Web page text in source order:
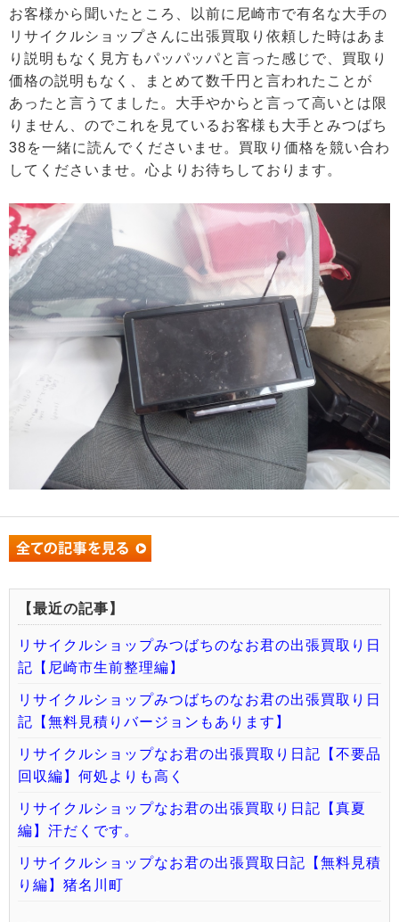
お客様から聞いたところ、以前に尼崎市で有名な大手の
リサイクルショップさんに出張買取り依頼した時はあま
り説明もなく見方もパッパッパと言った感じで、買取り
価格の説明もなく、まとめて数千円と言われたことが
あったと言うてました。大手やからと言って高いとは限
りません、のでこれを見ているお客様も大手とみつばち
38を一緒に読んでくださいませ。買取り価格を競い合わ
してくださいませ。心よりお待ちしております。
【最近の記事】
リサイクルショップみつばちのなお君の出張買取り日
記【尼崎市生前整理編】
リサイクルショップみつばちのなお君の出張買取り日
記【無料見積りバージョンもあります】
リサイクルショップなお君の出張買取り日記【不要品
回収編】何処よりも高く
リサイクルショップなお君の出張買取り日記【真夏
編】汗だくです。
リサイクルショップなお君の出張買取日記【無料見積
り編】猪名川町